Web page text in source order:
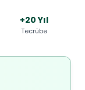
+20 Yıl
Tecrübe